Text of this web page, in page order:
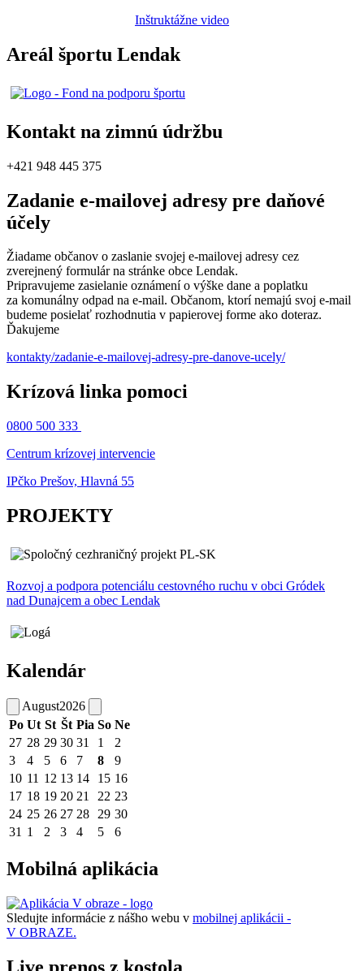
Inštruktážne video
Areál športu Lendak
Kontakt na zimnú údržbu
+421 948 445 375
Zadanie e-mailovej adresy pre daňové
účely
Žiadame občanov o zaslanie svojej e-mailovej adresy cez
zverejnený formulár na stránke obce Lendak.
Pripravujeme zasielanie oznámení o výške dane a poplatku
za komunálny odpad na e-mail. Občanom, ktorí nemajú svoj e-mail
budeme posielať rozhodnutia v papierovej forme ako doteraz.
Ďakujeme
kontakty/zadanie-e-mailovej-adresy-pre-danove-ucely/
Krízová linka pomoci
0800 500 333
Centrum krízovej intervencie
IPčko Prešov, Hlavná 55
PROJEKTY
Rozvoj a podpora potenciálu cestovného ruchu v obci Gródek
nad Dunajcem a obec Lendak
Kalendár
August2026
Po Ut St Št Pia So Ne
27 28 29 30 31 1
2
3
4 5 6 7 8
9
10 11 12 13 14 15 16
17 18 19 20 21 22 23
24 25 26 27 28 29 30
31 1 2 3 4 5 6
Mobilná aplikácia
Sledujte informácie z nášho webu v mobilnej aplikácii -
V OBRAZE.
Live prenos z kostola